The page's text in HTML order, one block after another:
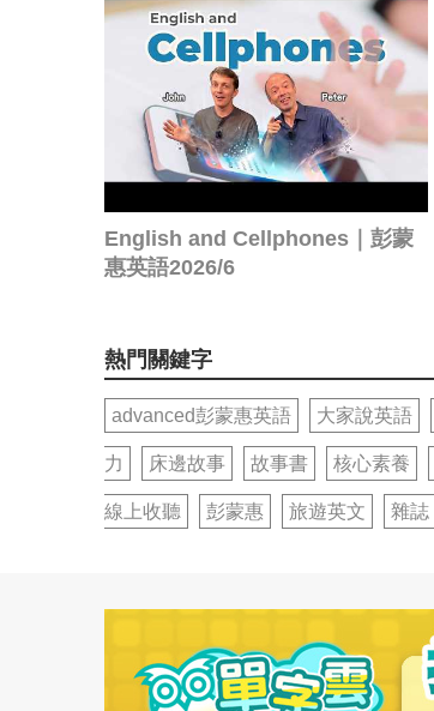
English and Cellphones｜彭蒙
惠英語2026/6
熱門關鍵字
advanced彭蒙惠英語 大家說英語
力 床邊故事 故事書 核心素養
線上收聽 彭蒙惠 旅遊英文 雜誌